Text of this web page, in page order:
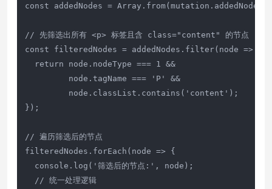
const addedNodes =
// 先筛选出所有 <p> 标签且含 class="content" 的节点
const filteredNodes = addedNodes.filter(node => {
  return node.nodeType === 1 &&
         node.tagName === 'P' &&
         node.classList.contains('content');
});
// 遍历筛选后的节点
filteredNodes.forEach(node => {
  console.log('筛选后的节点:', node);
  // 统一处理逻辑